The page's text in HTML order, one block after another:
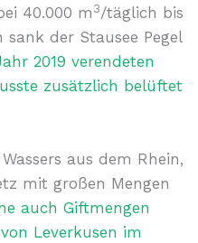
40.000 m 3/täglich bis
der Stausee Pegel
2019 verendeten
zusätzlich belüftet
aus dem Rhein,
mit großen Mengen
auch Giftmengen
Leverkusen im